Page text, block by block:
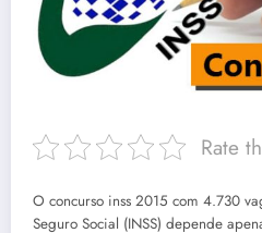
Rate
O concurso inss 2015 com 4.730
Seguro Social (INSS) depende